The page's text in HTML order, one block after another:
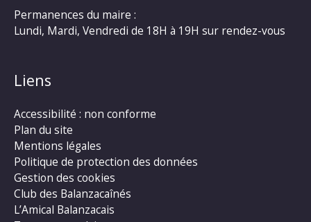
Permanences du maire :
Lundi, Mardi, Vendredi de 18H à 19H sur rendez-vous
Liens
Accessibilité : non conforme
Plan du site
Mentions légales
Politique de protection des données
Gestion des cookies
Club des Balanzacaînés
L’Amical Balanzacais